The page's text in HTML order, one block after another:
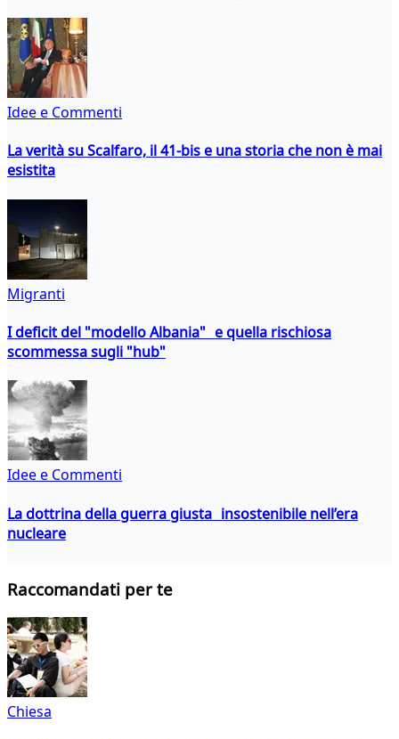
Idee e Commenti
La verità su Scalfaro, il 41-bis e una storia che non è mai
esistita
Migranti
I deficit del "modello Albania" e quella rischiosa
scommessa sugli "hub"
Idee e Commenti
La dottrina della guerra giusta insostenibile nell’era
nucleare
Raccomandati per te
Chiesa